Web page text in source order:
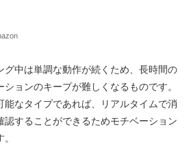
グ中は単調な動作が続くため、長時間の
ションのキープが難しくなるものです。
能なタイプであれば、リアルタイムで消
認することができるためモチベーション